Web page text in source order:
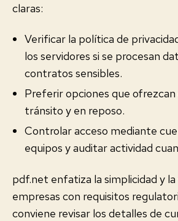
claras:
Verificar la política de
los servidores si se procesan
contratos sensibles.
Preferir opciones que
tránsito y en reposo.
Controlar acceso mediante
equipos y auditar actividad
pdf.net enfatiza la simplicidad y la
empresas con requisitos
conviene revisar los detalles de